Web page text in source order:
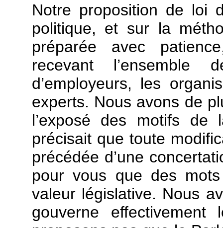
Notre proposition de loi
politique, et sur la
préparée avec
recevant
d’employeurs, les
experts. Nous avons de
l’exposé des motifs
précisait que toute
précédée d’une
pour vous que des
valeur législative. Nous
gouverne